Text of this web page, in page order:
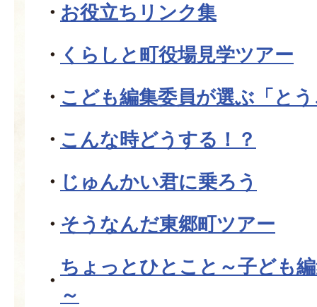
お役立ちリンク集
くらしと町役場見学ツアー
こども編集委員が選ぶ「と
こんな時どうする！？
じゅんかい君に乗ろう
そうなんだ東郷町ツアー
ちょっとひとこと～子ども
～